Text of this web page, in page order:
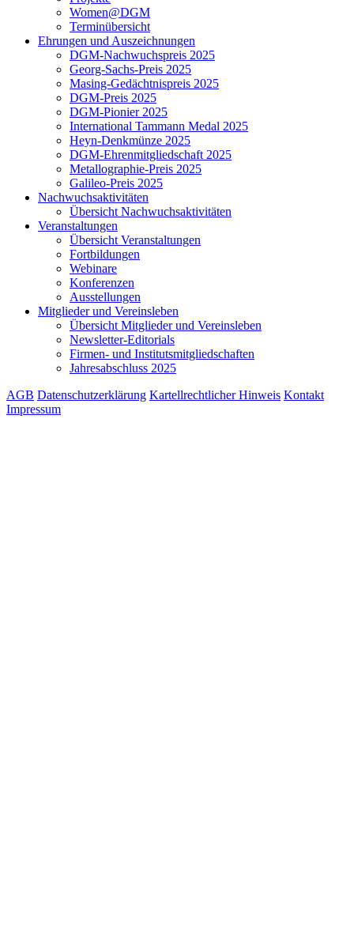
Women@DGM
Terminübersicht
Ehrungen und Auszeichnungen
DGM-Nachwuchspreis 2025
Georg-Sachs-Preis 2025
Masing-Gedächtnispreis 2025
DGM-Preis 2025
DGM-Pionier 2025
International Tammann Medal 2025
Heyn-Denkmünze 2025
DGM-Ehrenmitgliedschaft 2025
Metallographie-Preis 2025
Galileo-Preis 2025
Nachwuchsaktivitäten
Übersicht Nachwuchsaktivitäten
Veranstaltungen
Übersicht Veranstaltungen
Fortbildungen
Webinare
Konferenzen
Ausstellungen
Mitglieder und Vereinsleben
Übersicht Mitglieder und Vereinsleben
Newsletter-Editorials
Firmen- und Institutsmitgliedschaften
Jahresabschluss 2025
AGB Datenschutzerklärung Kartellrechtlicher Hinweis Kontakt
Impressum